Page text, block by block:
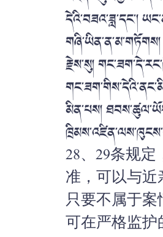
དེའི་བཟའ་ཟླ་དང་།
རྗེས་སུ།
མིན་པས།
28、 29条规定
准，可以与
只要不属于
可在严格监